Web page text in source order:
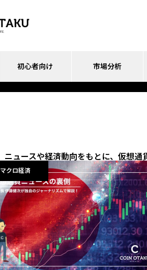
初心者向け 市場分析
ニュースや経済動向をもとに、仮想通
ニュース解説
マクロ経済